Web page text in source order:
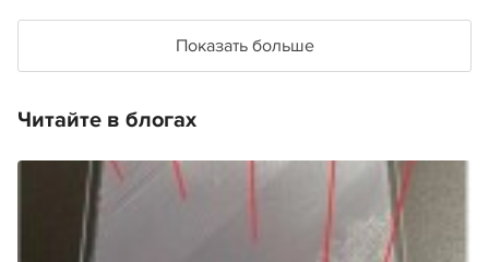
Показать больше
Читайте в блогах